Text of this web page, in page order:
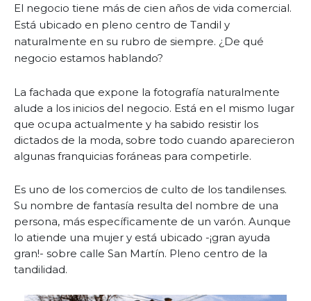
El negocio tiene más de cien años de vida comercial.
Está ubicado en pleno centro de Tandil y
naturalmente en su rubro de siempre. ¿De qué
negocio estamos hablando?
La fachada que expone la fotografía naturalmente
alude a los inicios del negocio. Está en el mismo lugar
que ocupa actualmente y ha sabido resistir los
dictados de la moda, sobre todo cuando aparecieron
algunas franquicias foráneas para competirle.
Es uno de los comercios de culto de los tandilenses.
Su nombre de fantasía resulta del nombre de una
persona, más específicamente de un varón. Aunque
lo atiende una mujer y está ubicado -¡gran ayuda
gran!- sobre calle San Martín. Pleno centro de la
tandilidad.